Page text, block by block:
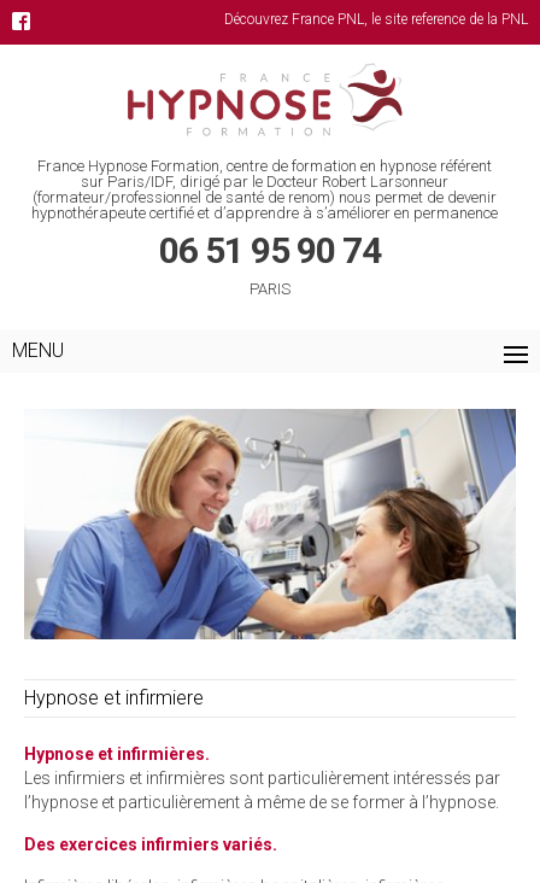
Découvrez France PNL, le site reference de la PNL
France Hypnose Formation, centre de formation en hypnose référent
sur Paris/IDF, dirigé par le Docteur Robert Larsonneur
(formateur/professionnel de santé de renom) nous permet de devenir
hypnothérapeute certifié et d’apprendre à s’améliorer en permanence
06 51 95 90 74
PARIS
MENU
Hypnose et infirmiere
Hypnose et infirmières.
Les infirmiers et infirmières sont particulièrement intéressés par
l’hypnose et particulièrement à même de se former à l’hypnose.
Des exercices infirmiers variés.